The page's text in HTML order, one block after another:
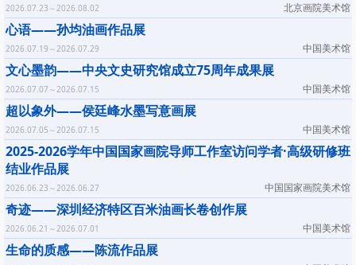
北京画院美术馆
2026.07.23～2026.08.02
心语——孙均油画作品展
中国美术馆
2026.07.19～2026.07.29
文心墨韵——中央文史研究馆成立75周年成果展
中国美术馆
2026.07.07～2026.07.15
超以象外——侯廷峰水墨写意画展
中国美术馆
2026.07.05～2026.07.15
2025-2026学年中国国家画院导师工作室访问学者·高级研修班
结业作品展
中国国家画院美术馆
2026.06.23～2026.06.27
奇迹——深圳经济特区百米油画长卷创作展
中国美术馆
2026.06.21～2026.07.01
生命的质感——陈流作品展